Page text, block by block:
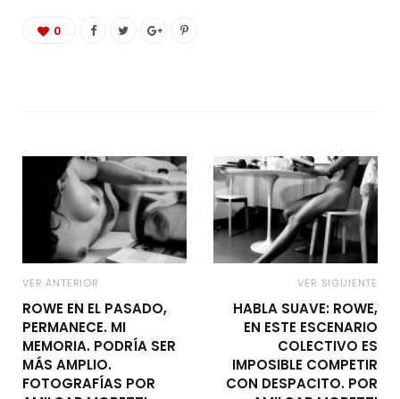
0
VER ANTERIOR
ROWE EN EL PASADO,
PERMANECE. MI
MEMORIA. PODRÍA SER
MÁS AMPLIO.
FOTOGRAFÍAS POR
VER SIGUIENTE
HABLA SUAVE: ROWE,
EN ESTE ESCENARIO
COLECTIVO ES
IMPOSIBLE COMPETIR
CON DESPACITO. POR